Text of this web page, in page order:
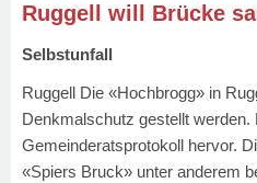
Ruggell will Brücke
Selbstunfall
Ruggell Die «Hochbrogg» in
Denkmalschutz gestellt werden.
Gemeinderatsprotokoll hervor.
«Spiers Bruck» unter anderem